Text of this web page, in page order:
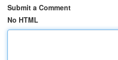
Submit a Comment
No HTML